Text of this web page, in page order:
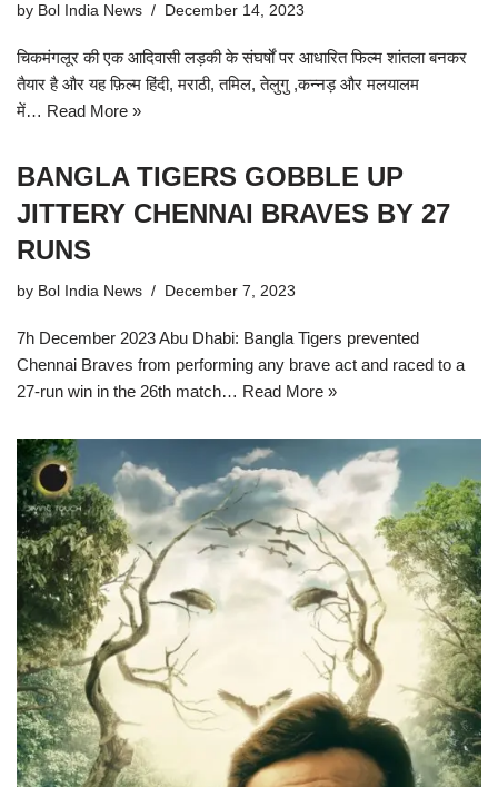
by Bol India News December 14, 2023
चिकमंगलूर की एक आदिवासी लड़की के संघर्षों पर आधारित फिल्म शांतला बनकर
तैयार है और यह फ़िल्म हिंदी, मराठी, तमिल, तेलुगु ,कन्नड़ और मलयालम
में… Read More »
BANGLA TIGERS GOBBLE UP
JITTERY CHENNAI BRAVES BY 27
RUNS
by Bol India News December 7, 2023
7h December 2023 Abu Dhabi: Bangla Tigers prevented
Chennai Braves from performing any brave act and raced to a
27-run win in the 26th match… Read More »